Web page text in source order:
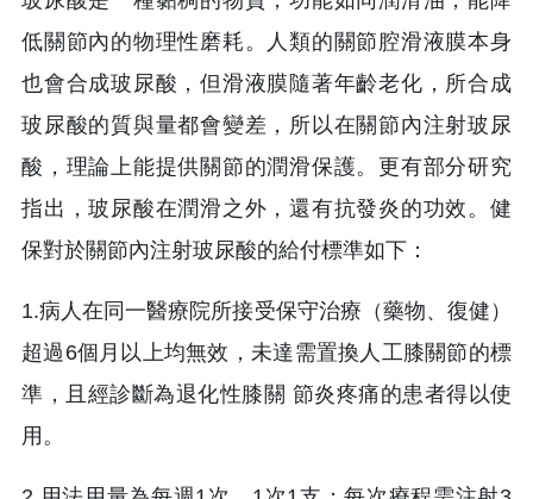
低關節內的物理性磨耗。人類的關節腔滑液膜本身
也會合成玻尿酸，但滑液膜隨著年齡老化，所合成
玻尿酸的質與量都會變差，所以在關節內注射玻尿
酸，理論上能提供關節的潤滑保護。更有部分研究
指出，玻尿酸在潤滑之外，還有抗發炎的功效。健
保對於關節內注射玻尿酸的給付標準如下：
1.病人在同一醫療院所接受保守治療（藥物、復健）
超過6個月以上均無效，未達需置換人工膝關節的標
準，且經診斷為退化性膝關 節炎疼痛的患者得以使
用。